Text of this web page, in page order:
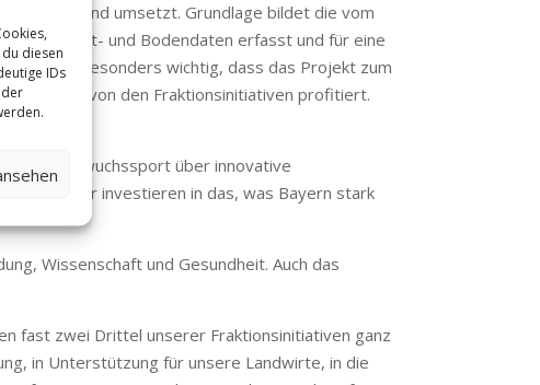
diesen
IDs
umsetzt. Grundlage bildet die vom
Umwelt- und Bodendaten erfasst und für eine
es mir besonders wichtig, dass das Projekt zum
von den Fraktionsinitiativen profitiert.
Nachwuchssport über innovative
Wir investieren in das, was Bayern stark
Wissenschaft und Gesundheit. Auch das
fast zwei Drittel unserer Fraktionsinitiativen ganz
in Unterstützung für unsere Landwirte, in die